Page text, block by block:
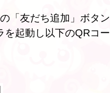
「友だち追加」ボタン
起動し以下のQRコー